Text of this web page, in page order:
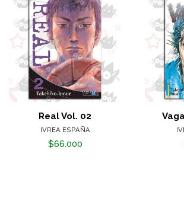
Real Vol. 02
IVREA ESPAÑA
$66.000